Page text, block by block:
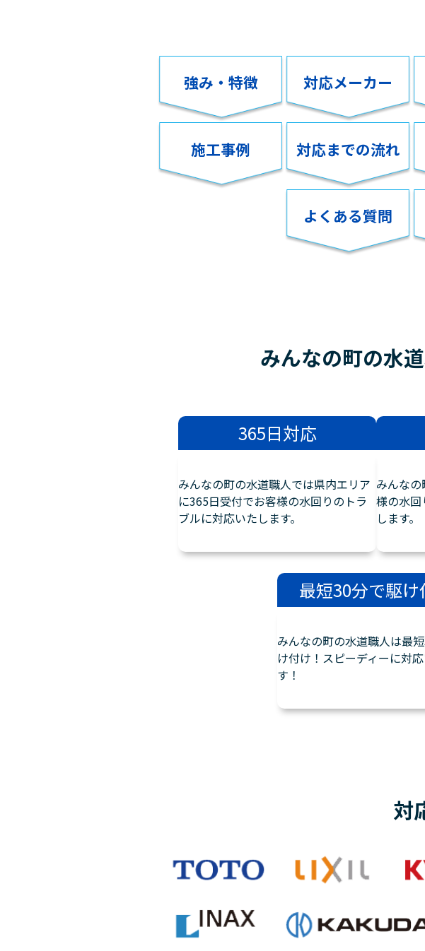
強み・特徴 対応メーカー
施工事例 対応までの流れ
よくある質問
みんなの町の水
365日対応
みんなの町の水道職人では県内エリア
に365日受付でお客様の水回りのトラ
ブルに対応いたします。
みんな
様の水
します。
最短30分で駆け
みんなの町の水道職人は最
け付け！スピーディーに対
す！
対